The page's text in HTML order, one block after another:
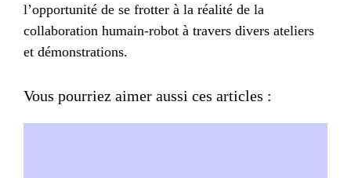
l’opportunité de se frotter à la réalité de la
collaboration humain-robot à travers divers ateliers
et démonstrations.
Vous pourriez aimer aussi ces articles :